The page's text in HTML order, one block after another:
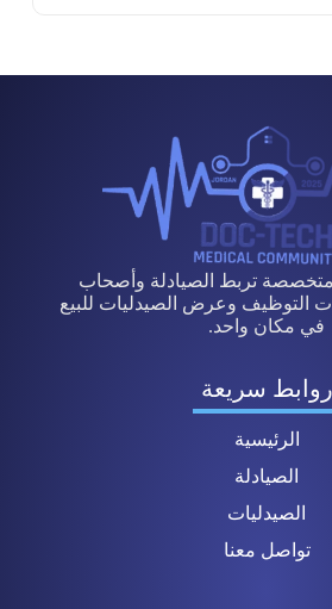
تربط الصيادلة وأصحاب
التوظيف وعرض الصيدليات للبيع
في مكان واحد.
روابط سريعة
الرئيسية
الصيادلة
الصيدليات
تواصل معنا